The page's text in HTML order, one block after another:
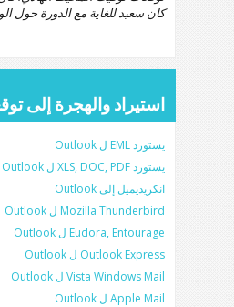
كان سعيد للغاية مع الدورة حول
استيراد والهجرة إلى
يستوردEML لOutlook
يستوردXLS, DOC, PDF لOutlook
انكريديميل إلى Outlook
Mozilla Thunderbird لOutlook
Eudora, Entourage لOutlook
Outlook Express لOutlook
Vista Windows Mail لOutlook
Apple Mail لOutlook